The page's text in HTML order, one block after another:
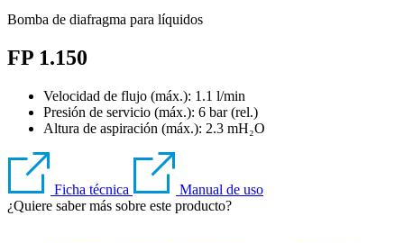
Bomba de diafragma para líquidos
FP 1.150
Velocidad de flujo (máx.): 1.1 l/min
Presión de servicio (máx.): 6 bar (rel.)
Altura de aspiración (máx.): 2.3 mH₂O
Ficha técnica
Manual de uso
¿Quiere saber más sobre este producto?